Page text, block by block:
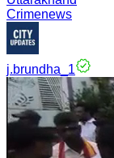
Crimenews
j.brundha_1